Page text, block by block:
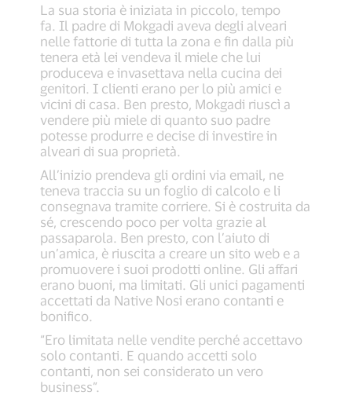
La sua storia è iniziata in piccolo, tempo
fa. Il padre di Mokgadi aveva degli alveari
nelle fattorie di tutta la zona e fin dalla più
tenera età lei vendeva il miele che lui
produceva e invasettava nella cucina dei
genitori. I clienti erano per lo più amici e
vicini di casa. Ben presto, Mokgadi riuscì a
vendere più miele di quanto suo padre
potesse produrre e decise di investire in
alveari di sua proprietà.
All’inizio prendeva gli ordini via email, ne
teneva traccia su un foglio di calcolo e li
consegnava tramite corriere. Si è costruita da
sé, crescendo poco per volta grazie al
passaparola. Ben presto, con l’aiuto di
un’amica, è riuscita a creare un sito web e a
promuovere i suoi prodotti online. Gli affari
erano buoni, ma limitati. Gli unici pagamenti
accettati da Native Nosi erano contanti e
bonifico.
“Ero limitata nelle vendite perché accettavo
solo contanti. E quando accetti solo
contanti, non sei considerato un vero
business”.